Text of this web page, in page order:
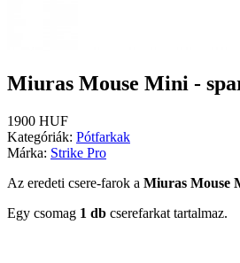
Miuras Mouse Mini -
1900 HUF
Kategóriák: Pótfarkak
Márka: Strike Pro
Az eredeti csere-farok a Miuras Mouse
Egy csomag 1 db cserefarkat tartalmaz.